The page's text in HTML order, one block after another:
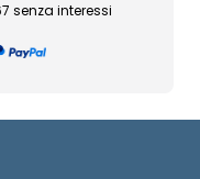
senza interessi